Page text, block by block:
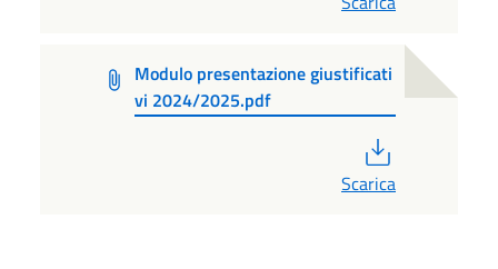
Modulo presentazione giustificati
vi 2024/2025.pdf
Scarica